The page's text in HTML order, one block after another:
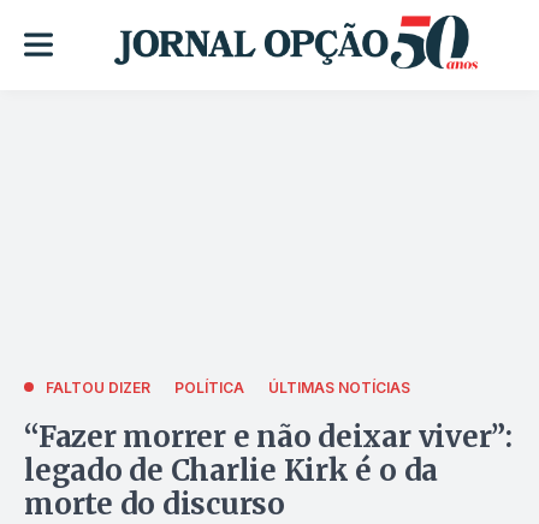
FALTOU DIZER POLÍTICA ÚLTIMAS NOTÍCIAS
“Fazer morrer e não deixar viver”:
legado de Charlie Kirk é o da
morte do discurso